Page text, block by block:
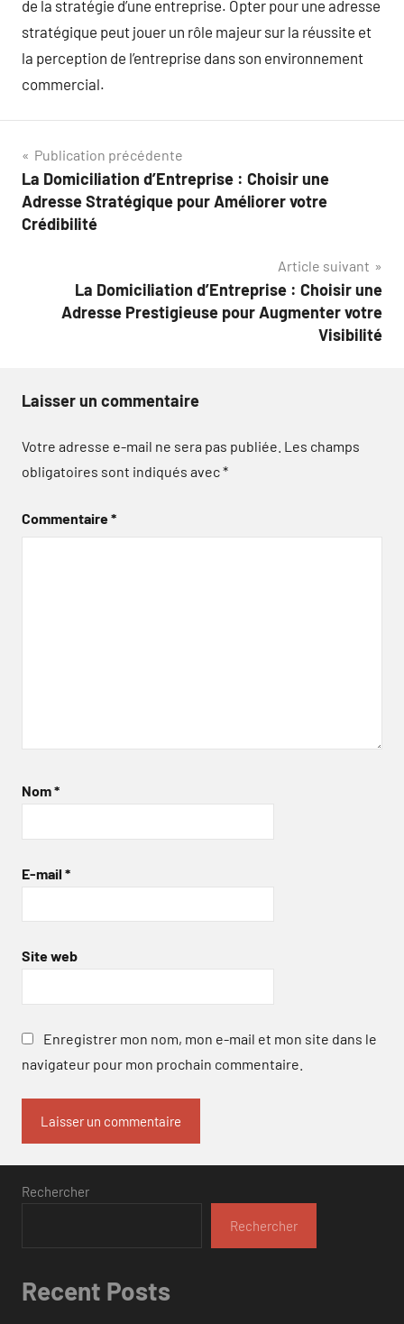
de la stratégie d’une entreprise. Opter pour une adresse
stratégique peut jouer un rôle majeur sur la réussite et
la perception de l’entreprise dans son environnement
commercial.
Navigation
de
l’article
Publication précédente
La Domiciliation d’Entreprise : Choisir une
Adresse Stratégique pour Améliorer votre
Crédibilité
Article suivant
La Domiciliation d’Entreprise : Choisir une
Adresse Prestigieuse pour Augmenter votre
Visibilité
Laisser un commentaire
Votre adresse e-mail ne sera pas publiée. Les champs
obligatoires sont indiqués avec*
Commentaire*
Nom*
E-mail *
Site web
Enregistrer mon nom, mon e-mail et mon site dans le
navigateur pour mon prochain commentaire.
Rechercher
Rechercher
Recent Posts